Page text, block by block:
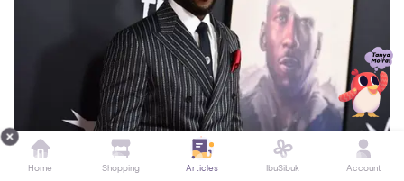
Home Shopping Articles IbuSibuk Account